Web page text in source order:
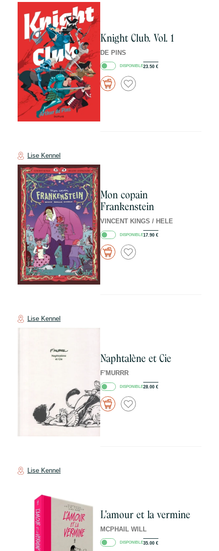
Knight Club. Vol. 1
DE PINS
DISPONIBLE23.50 €
Lise Kennel
Mon copain
Frankenstein
VINCENT KINGS / HELE
DISPONIBLE17.90 €
Lise Kennel
Naphtalène et Cie
F'MURRR
DISPONIBLE28.00 €
Lise Kennel
L'amour et la vermine
MCPHAIL WILL
DISPONIBLE35.00 €